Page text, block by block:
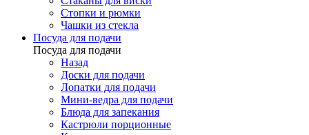
Стопки и рюмки
Чашки из стекла
Посуда для подачи
Посуда для подачи
Назад
Доски для подачи
Лопатки для подачи
Мини-ведра для подачи
Блюда для запекания
Кастрюли порционные